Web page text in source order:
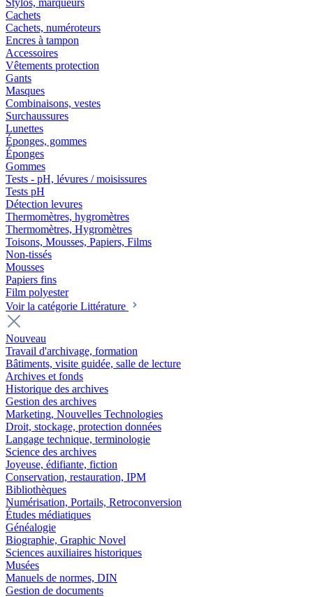
Cachets
Cachets, numéroteurs
Encres à tampon
Accessoires
Vêtements protection
Gants
Masques
Combinaisons, vestes
Surchaussures
Lunettes
Éponges, gommes
Éponges
Gommes
Tests - pH, lévures / moisissures
Tests pH
Détection levures
Thermomètres, hygromètres
Thermomètres, Hygromètres
Toisons, Mousses, Papiers, Films
Non-tissés
Mousses
Papiers fins
Film polyester
Voir la catégorie Littérature
Nouveau
Travail d'archivage, formation
Bâtiments, visite guidée, salle de lecture
Archives et fonds
Historique des archives
Gestion des archives
Marketing, Nouvelles Technologies
Droit, stockage, protection données
Langage technique, terminologie
Science des archives
Joyeuse, édifiante, fiction
Conservation, restauration, IPM
Bibliothèques
Numérisation, Portails, Retroconversion
Études médiatiques
Généalogie
Biographie, Graphic Novel
Sciences auxiliaires historiques
Musées
Manuels de normes, DIN
Gestion de documents